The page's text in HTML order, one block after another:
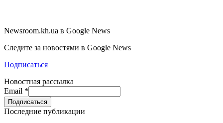
Newsroom.kh.ua в Google News
Следите за новостями в Google News
Подписаться
Новостная рассылка
Email *
Последние публикации